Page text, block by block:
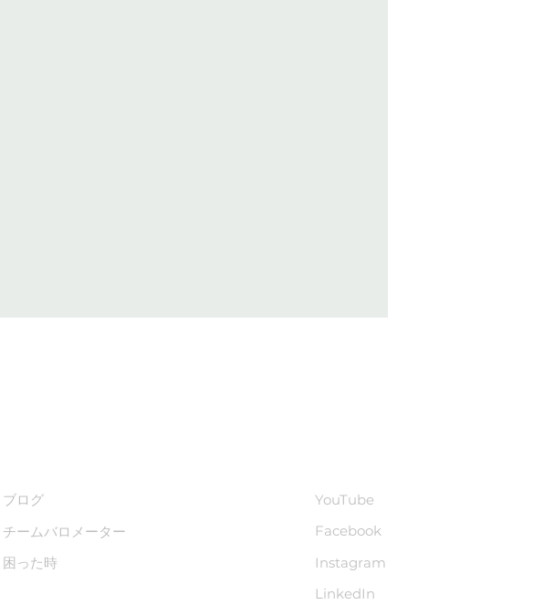
ブログ
チームバロメーター
困った時
YouTube
Facebook
Instagram
LinkedIn